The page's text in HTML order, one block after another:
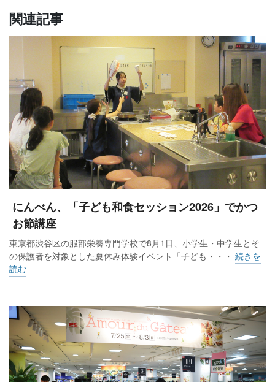
関連記事
にんべん、「子ども和食セッション2026」でかつ
お節講座
東京都渋谷区の服部栄養専門学校で8月1日、小学生・中学生とそ
の保護者を対象とした夏休み体験イベント「子ども・・・ 続きを
読む